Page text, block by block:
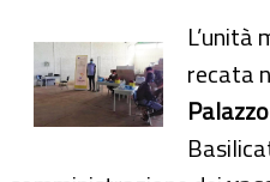
L’unità
recata